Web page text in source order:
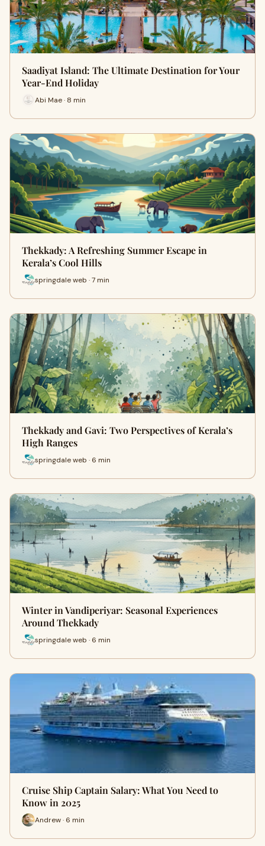
Saadiyat Island: The Ultimate Destination for Your
Year-End Holiday
Abi Mae · 8 min
Thekkady: A Refreshing Summer Escape in
Kerala’s Cool Hills
springdale web · 7 min
Thekkady and Gavi: Two Perspectives of Kerala’s
High Ranges
springdale web · 6 min
Winter in Vandiperiyar: Seasonal Experiences
Around Thekkady
springdale web · 6 min
Cruise Ship Captain Salary: What You Need to
Know in 2025
Andrew · 6 min